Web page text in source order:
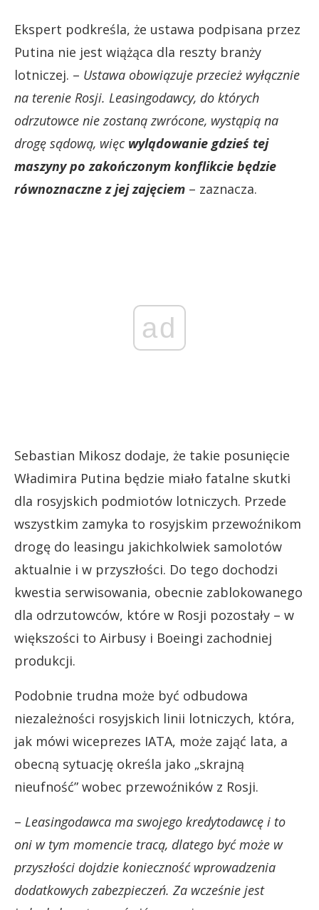
Ekspert podkreśla, że ustawa podpisana przez
Putina nie jest wiążąca dla reszty branży
lotniczej. – Ustawa obowiązuje przecież wyłącznie
na terenie Rosji. Leasingodawcy, do których
odrzutowce nie zostaną zwrócone, wystąpią na
drogę sądową, więc wylądowanie gdzieś tej
maszyny po zakończonym konflikcie będzie
równoznaczne z jej zajęciem – zaznacza.
ad
Sebastian Mikosz dodaje, że takie posunięcie
Władimira Putina będzie miało fatalne skutki
dla rosyjskich podmiotów lotniczych. Przede
wszystkim zamyka to rosyjskim przewoźnikom
drogę do leasingu jakichkolwiek samolotów
aktualnie i w przyszłości. Do tego dochodzi
kwestia serwisowania, obecnie zablokowanego
dla odrzutowców, które w Rosji pozostały – w
większości to Airbusy i Boeingi zachodniej
produkcji.
Podobnie trudna może być odbudowa
niezależności rosyjskich linii lotniczych, która,
jak mówi wiceprezes IATA, może zająć lata, a
obecną sytuację określa jako „skrajną
nieufność” wobec przewoźników z Rosji.
– Leasingodawca ma swojego kredytodawcę i to
oni w tym momencie tracą, dlatego być może w
przyszłości dojdzie konieczność wprowadzenia
dodatkowych zabezpieczeń. Za wcześnie jest